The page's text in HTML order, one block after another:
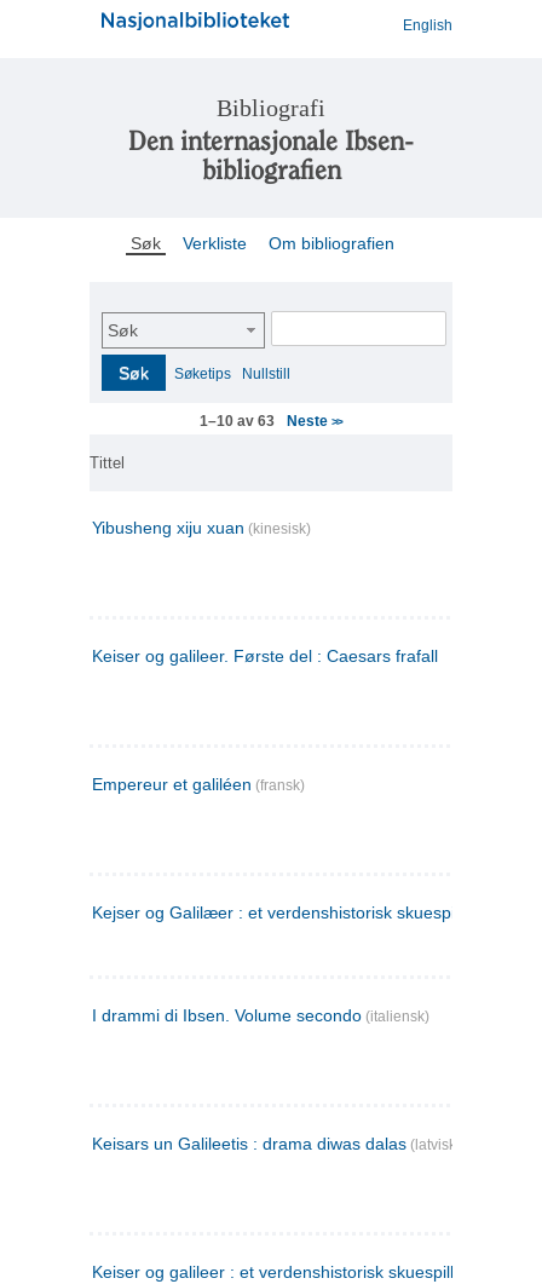
English
Bibliografi
Den internasjonale Ibsen-
bibliografien
Søk Verkliste Om bibliografien
Søk
Søk Søketips Nullstill
1–10 av 63 Neste>>
Tittel
Yibusheng xiju xuan (kinesisk)
Keiser og galileer. Første del : Caesars frafall
Empereur et galiléen (fransk)
Kejser og Galilæer : et verdenshistorisk skuespil
I drammi di Ibsen. Volume secondo (italiensk)
Keisars un Galileetis : drama diwas dalas (latvisk)
Keiser og galileer : et verdenshistorisk skuespill (1873)